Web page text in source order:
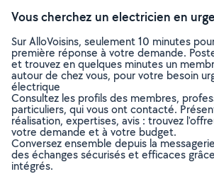
Vous cherchez un electricien en
Sur AlloVoisins, seulement 10 minutes
première réponse à votre demande.
et trouvez en quelques minutes un
autour de chez vous, pour votre besoin
électrique
Consultez les profils des membres,
particuliers, qui vous ont contacté.
réalisation, expertises, avis : trouvez
votre demande et à votre budget.
Conversez ensemble depuis la
des échanges sécurisés et efficaces
intégrés.